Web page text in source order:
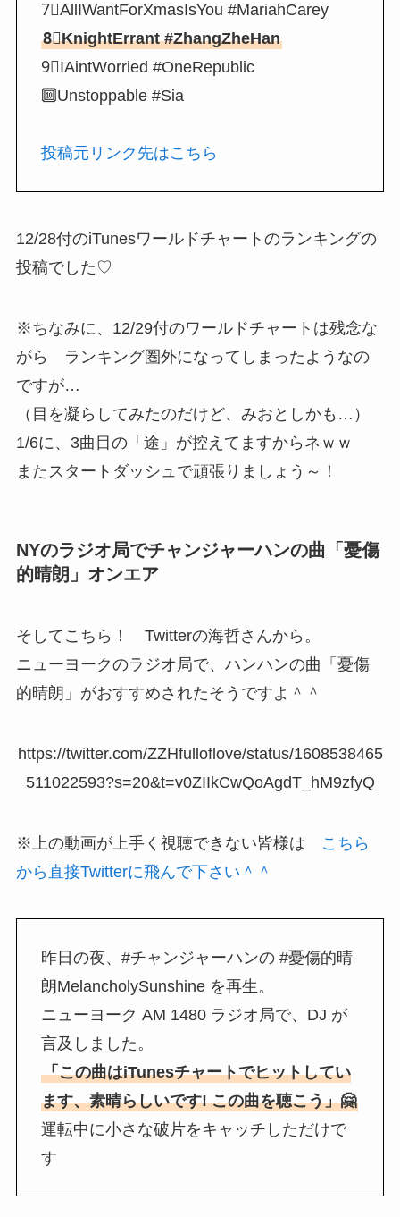
7⃣AllIWantForXmasIsYou #MariahCarey
8⃣KnightErrant #ZhangZheHan
9⃣IAintWorried #OneRepublic
🔟Unstoppable #Sia
投稿元リンク先はこちら
12/28付のiTunesワールドチャートのランキングの
投稿でした♡
※ちなみに、12/29付のワールドチャートは残念な
がら ランキング圏外になってしまったようなの
ですが…
（目を凝らしてみたのだけど、みおとしかも…）
1/6に、3曲目の「途」が控えてますからネｗｗ
またスタートダッシュで頑張りましょう～！
NYのラジオ局でチャンジャーハンの曲「憂傷
的晴朗」オンエア
そしてこちら！ Twitterの海哲さんから。
ニューヨークのラジオ局で、ハンハンの曲「憂傷
的晴朗」がおすすめされたそうですよ＾＾
https://twitter.com/ZZHfulloflove/status/1608538465
511022593?s=20&t=v0ZIIkCwQoAgdT_hM9zfyQ
※上の動画が上手く視聴できない皆様は
こちら
から直接Twitterに飛んで下さい＾＾
昨日の夜、#チャンジャーハンの #憂傷的晴
朗MelancholySunshine を再生。
ニューヨーク AM 1480 ラジオ局で、DJ が
言及しました。
「この曲はiTunesチャートでヒットしてい
ます、素晴らしいです! この曲を聴こう」🤗
運転中に小さな破片をキャッチしただけで
す